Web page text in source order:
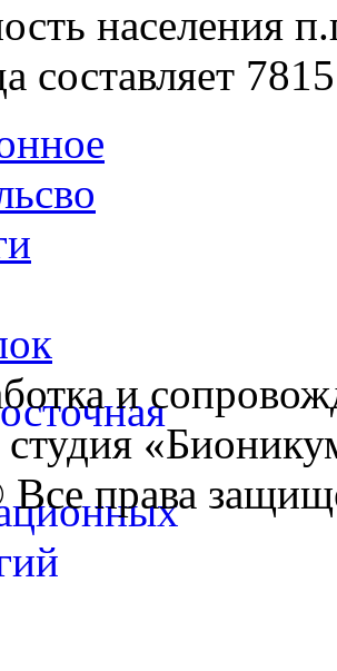
населения
составляет
и
Все права